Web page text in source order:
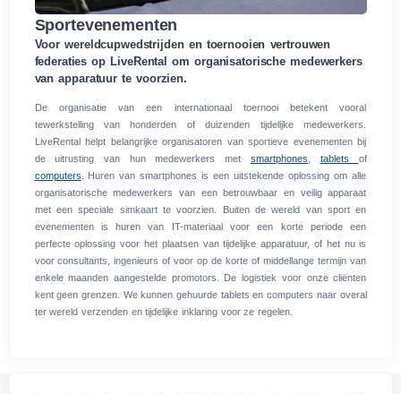
Sportevenementen
Voor wereldcupwedstrijden en toernooien vertrouwen
federaties op LiveRental om organisatorische medewerkers
van apparatuur te voorzien.
De organisatie van een internationaal toernooi betekent vooral
tewerkstelling van honderden of duizenden tijdelijke medewerkers.
LiveRental helpt belangrijke organisatoren van sportieve evenementen bij
de uitrusting van hun medewerkers met smartphones tablets of
computers . Huren van smartphones is een uitstekende oplossing om alle
organisatorische medewerkers van een betrouwbaar en veilig apparaat
met een speciale simkaart te voorzien. Buiten de wereld van sport en
evenementen is huren van IT-materiaal voor een korte periode een
perfecte oplossing voor het plaatsen van tijdelijke apparatuur, of het nu is
voor consultants, ingenieurs of voor op de korte of middellange termijn van
enkele maanden aangestelde promotors. De logistiek voor onze cliënten
kent geen grenzen. We kunnen gehuurde tablets en computers naar overal
ter wereld verzenden en tijdelijke inklaring voor ze regelen.